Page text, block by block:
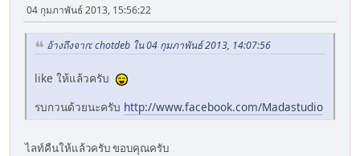
04 กุมภาพันธ์ 2013, 15:56:22
อ้างถึงจาก: chotdeb ใน 04 กุมภาพันธ์ 2013, 14:07:56
like ให้แล้วครับ
รบกวนด้วยนะครับ http://www.facebook.com/Madastudio
ไลท์คืนให้แล้วครับ ขอบคุณครับ